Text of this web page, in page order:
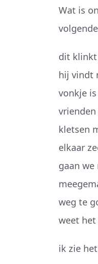
Wat is
dit klinkt
hij vindt
vonkje
kletsen
elkaar
gaan
weg te
weet het
ik zie